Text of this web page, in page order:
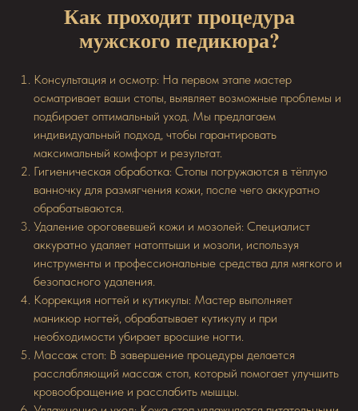
Как проходит процедура
мужского педикюра?
Консультация и осмотр: На первом этапе мастер
осматривает ваши стопы, выявляет возможные проблемы и
подбирает оптимальный уход. Мы предлагаем
индивидуальный подход, чтобы гарантировать
максимальный комфорт и результат.
Гигиеническая обработка: Стопы погружаются в тёплую
ванночку для размягчения кожи, после чего аккуратно
обрабатываются.
Удаление ороговевшей кожи и мозолей: Специалист
аккуратно удаляет натоптыши и мозоли, используя
инструменты и профессиональные средства для мягкого и
безопасного удаления.
Коррекция ногтей и кутикулы: Мастер выполняет
маникюр ногтей, обрабатывает кутикулу и при
необходимости убирает вросшие ногти.
Массаж стоп: В завершение процедуры делается
расслабляющий массаж стоп, который помогает улучшить
кровообращение и расслабить мышцы.